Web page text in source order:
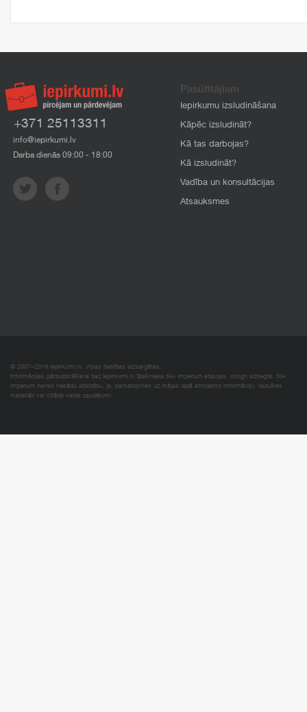
+371 25113311
info@iepirkumi.lv
Darba dienās 09:00 - 18:00
Pasūtītājiem
Iepirkumu izsludināšana
Kāpēc izsludināt?
Kā tas darbojas?
Kā izsludināt?
Vadība un konsultācijas
Atsauksmes
© 2007–2018 Iepirkumi.lv. Visas tiesības aizsargātas.
Informācijas pārpublicēšana bez iepirkumi.lv īpašnieka SIA Imperum atļaujas, stingri aizliegta. SIA
Imperum nenes nekādu atbildību, ja, pamatojoties uz mājas lapā atrodamo informāciju, radušies
materiāli vai citāda veida zaudējumi.